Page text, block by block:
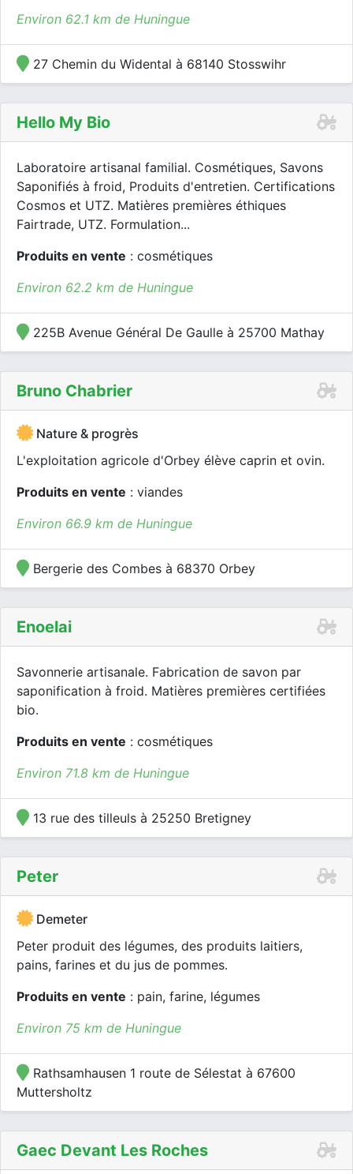
Environ 62.1 km de Huningue
27 Chemin du Widental à 68140 Stosswihr
Hello My Bio
Laboratoire artisanal familial. Cosmétiques, Savons
Saponifiés à froid, Produits d'entretien. Certifications
Cosmos et UTZ. Matières premières éthiques
Fairtrade, UTZ. Formulation...
Produits en vente : cosmétiques
Environ 62.2 km de Huningue
225B Avenue Général De Gaulle à 25700 Mathay
Bruno Chabrier
Nature & progrès
L'exploitation agricole d'Orbey élève caprin et ovin.
Produits en vente : viandes
Environ 66.9 km de Huningue
Bergerie des Combes à 68370 Orbey
Enoelai
Savonnerie artisanale. Fabrication de savon par
saponification à froid. Matières premières certifiées
bio.
Produits en vente : cosmétiques
Environ 71.8 km de Huningue
13 rue des tilleuls à 25250 Bretigney
Peter
Demeter
Peter produit des légumes, des produits laitiers,
pains, farines et du jus de pommes.
Produits en vente : pain, farine, légumes
Environ 75 km de Huningue
Rathsamhausen 1 route de Sélestat à 67600
Muttersholtz
Gaec Devant Les Roches